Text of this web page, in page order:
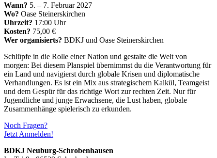
Wann? 5. – 7. Februar 2027
Wo? Oase Steinerskirchen
Uhrzeit? 17:00 Uhr
Kosten? 75,00 €
Wer organisierts? BDKJ und Oase Steinerskirchen
Schlüpfe in die Rolle einer Nation und gestalte die Welt von
morgen: Bei diesem Planspiel übernimmst du die Verantwortung für
ein Land und navigierst durch globale Krisen und diplomatische
Verhandlungen. Es ist ein Mix aus strategischem Kalkül, Teamgeist
und dem Gespür für das richtige Wort zur rechten Zeit. Nur für
Jugendliche und junge Erwachsene, die Lust haben, globale
Zusammenhänge spielerisch zu erkunden.
Noch Fragen?
Jetzt Anmelden!
BDKJ Neuburg-Schrobenhausen